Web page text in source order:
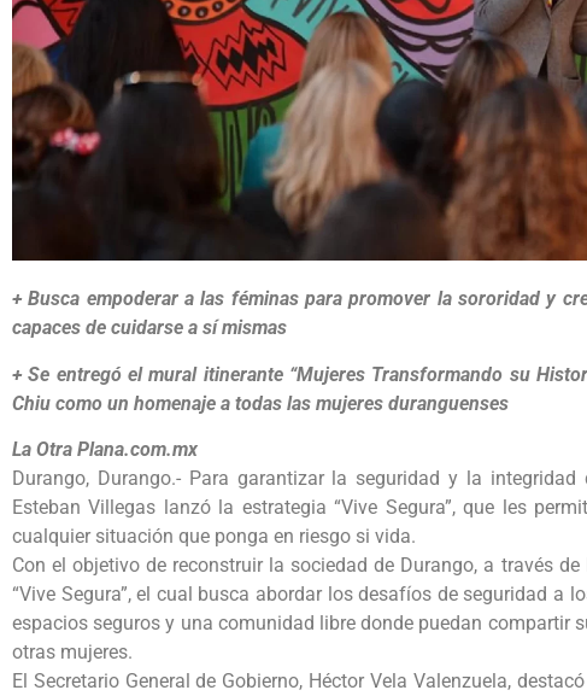
+ Busca empoderar a las féminas para promover la sororidad y
capaces de cuidarse a sí mismas
+ Se entregó el mural itinerante “Mujeres Transformando su
Chiu como un homenaje a todas las mujeres duranguenses
La Otra Plana.com.mx
Durango, Durango.- Para garantizar la seguridad y la
Esteban Villegas lanzó la estrategia “Vive Segura”, que les
cualquier situación que ponga en riesgo si vida.
Con el objetivo de reconstruir la sociedad de Durango, a través
“Vive Segura”, el cual busca abordar los desafíos de seguridad a
espacios seguros y una comunidad libre donde puedan compartir
otras mujeres.
El Secretario General de Gobierno, Héctor Vela Valenzuela,